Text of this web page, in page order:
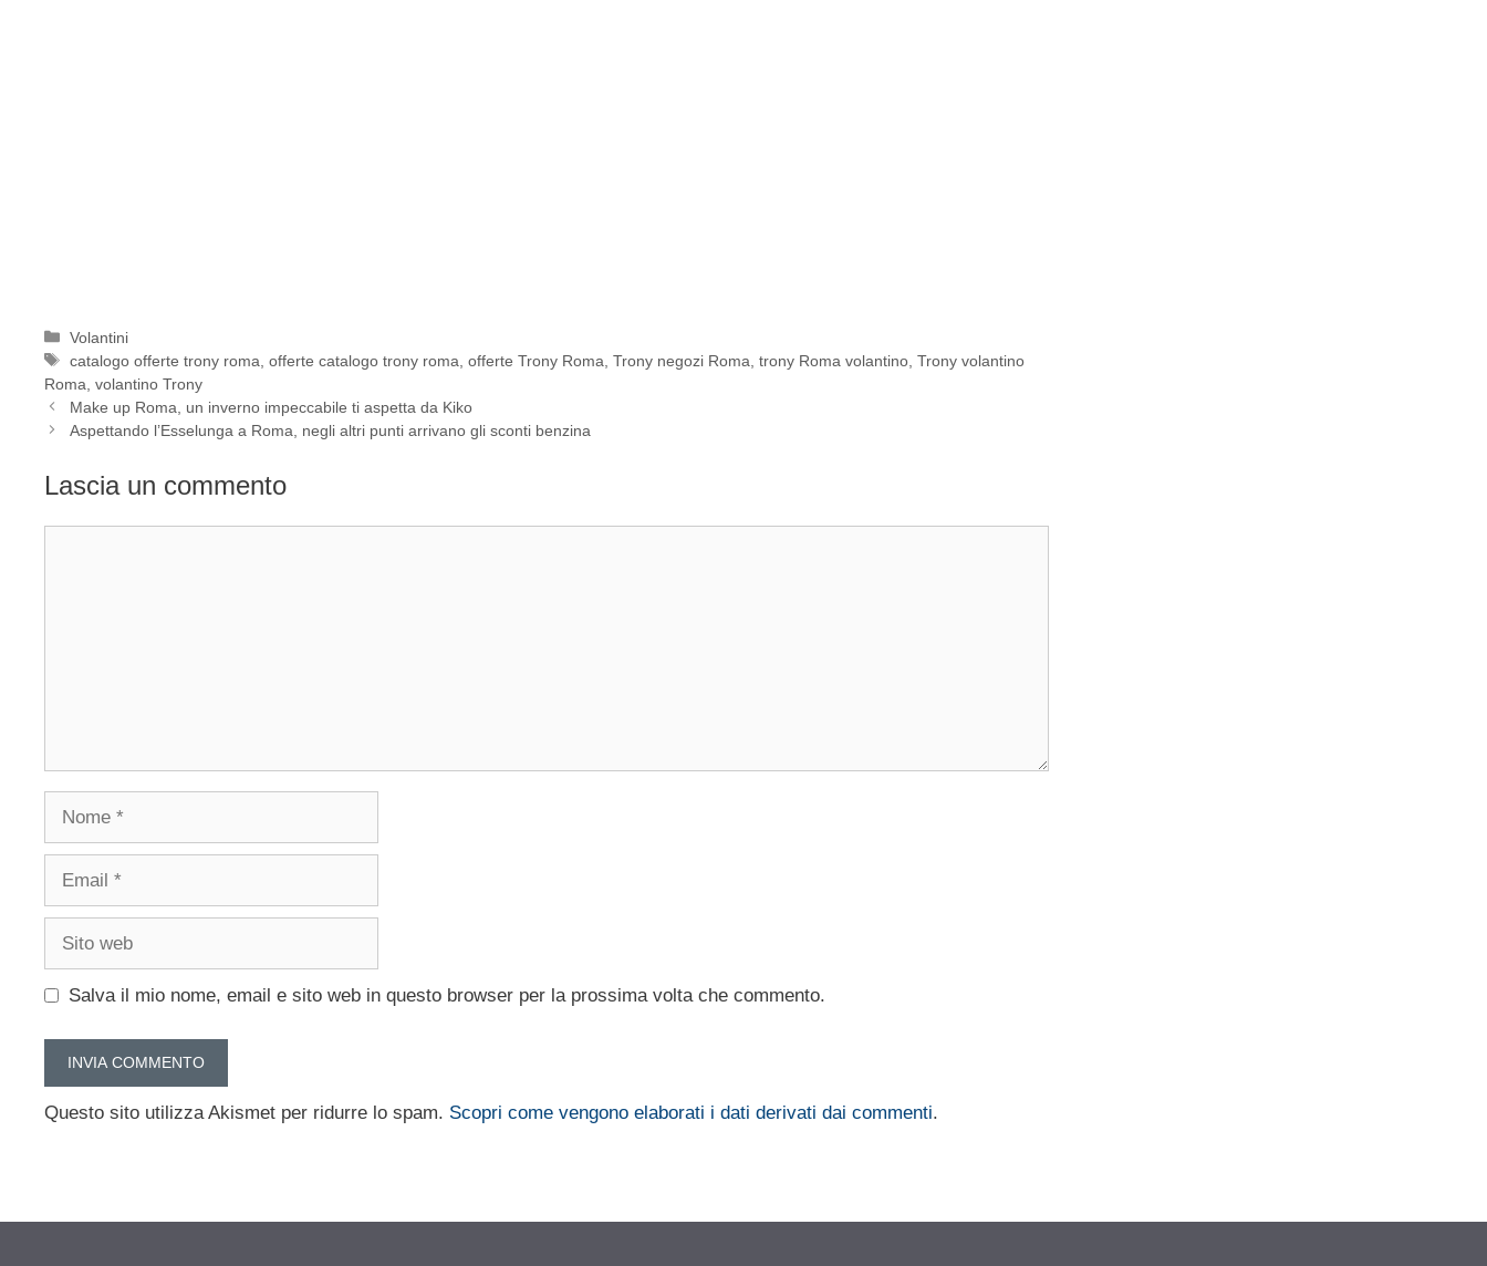
Categorie
Volantini
Tag
catalogo offerte trony roma ,offerte catalogo trony roma ,offerte Trony Roma ,Trony negozi Roma ,trony Roma volantino ,Trony volantino
Roma volantino Trony
Make up Roma, un inverno impeccabile ti aspetta da Kiko
Aspettando l’Esselunga a Roma, negli altri punti arrivano gli sconti benzina
Lascia un commento
Nome
Email
Sito
Salva il mio nome, email e sito web in questo browser per la prossima volta che commento.
Questo sito utilizza Akismet per ridurre lo spam. Scopri come vengono elaborati i dati derivati dai commenti.